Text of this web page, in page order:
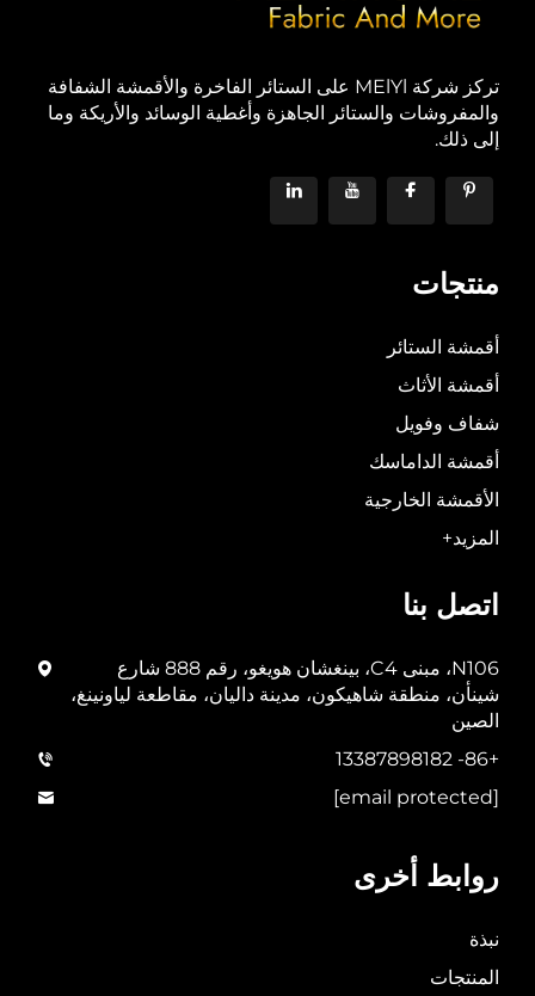
تركز شركة MElYl على الستائر الفاخرة والأقمشة الشفافة
والمفروشات والستائر الجاهزة وأغطية الوسائد والأريكة وما
إلى ذلك.
منتجات
أقمشة الستائر
أقمشة الأثاث
شفاف وفويل
أقمشة الداماسك
الأقمشة الخارجية
المزيد+
اتصل بنا
N106، مبنى C4، بينغشان هويغو، رقم 888 شارع
شينأن، منطقة شاهيكون، مدينة داليان، مقاطعة لياونينغ،
الصين
+86- 13387898182
[email protected]
روابط أخرى
نبذة
المنتجات